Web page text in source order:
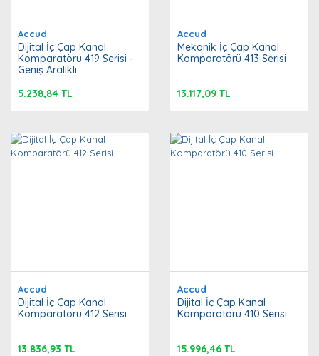
Accud
Dijital İç Çap Kanal
Komparatörü 419 Serisi -
Geniş Aralıklı
5.238,84 TL
Accud
Mekanik İç Çap Kanal
Komparatörü 413 Serisi
13.117,09 TL
Accud
Dijital İç Çap Kanal
Komparatörü 412 Serisi
13.836,93 TL
Accud
Dijital İç Çap Kanal
Komparatörü 410 Serisi
15.996,46 TL